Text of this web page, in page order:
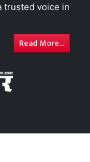
trusted voice in
Read More...